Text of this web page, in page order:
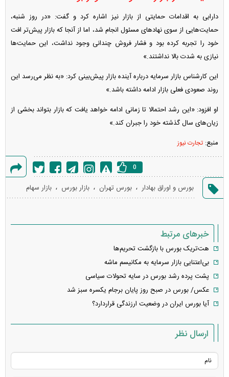
دارابی به اقدامات حمایتی از بازار نیز اشاره کرد و گفت: «در روز شنبه،
حمایت‌هایی از سوی نهاد‌های مسئول انجام شد، اما از آنجا که بازار پیش‌تر افت
خود را تجربه کرده بود و فشار فروش چندانی وجود نداشت، این حمایت‌ها
نیازی به شدت بالا نداشتند.»
این کارشناس بازار سرمایه درباره آینده بازار پیش‌بینی کرد: «به نظر می‌رسد این
روند صعودی فعلی بازار ادامه داشته باشد.»
او افزود: «این رشد احتمالا تا زمانی ادامه خواهد یافت که بازار بتواند بخشی از
زیان‌های سال گذشته خود را جبران کند.»
منبع: تجارت نیوز
گزارش
خطا
0
بورس و اوراق بهادار ، بورس تهران ، بازار بورس ، بازار سهام
خبرهای مرتبط
هت‌تریک بورس با بازگشت تحریم‌ها
بی‌اعتنایی بازار سرمایه به مکانیسم ماشه
پشت پرده رشد بورس در سایه تحولات سیاسی
عکس/ بورس در صبح روز پایان برجام یکسره سبز شد
آیا بورس ایران در وضعیت ارزندگی قراردارد؟
ارسال نظر